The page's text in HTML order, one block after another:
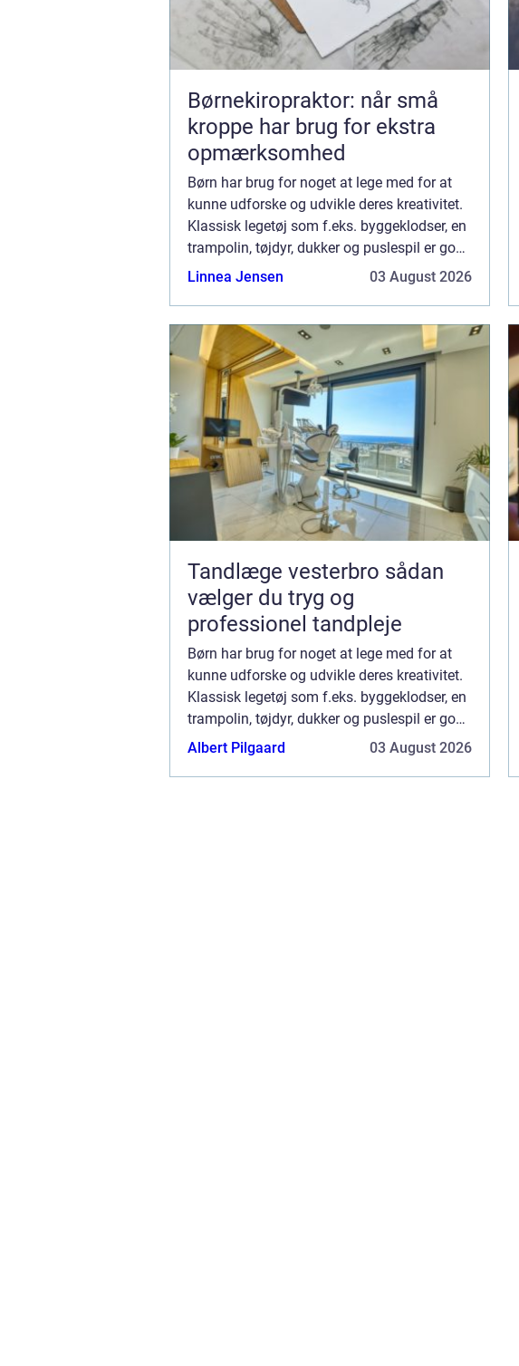
Børnekiropraktor: når små
kroppe har brug for ekstra
opmærksomhed
Børn har brug for noget at lege med for at
kunne udforske og udvikle deres kreativitet.
Klassisk legetøj som f.eks. byggeklodser, en
trampolin, tøjdyr, dukker og puslespil er godt
til yngre børn. Når de bliver ældre, vil de
Linnea Jensen 03 August 2026
Tandlæge vesterbro sådan
vælger du tryg og
professionel tandpleje
Børn har brug for noget at lege med for at
kunne udforske og udvikle deres kreativitet.
Klassisk legetøj som f.eks. byggeklodser, en
trampolin, tøjdyr, dukker og puslespil er godt
til yngre børn. Når de bliver ældre, vil de
Albert Pilgaard 03 August 2026